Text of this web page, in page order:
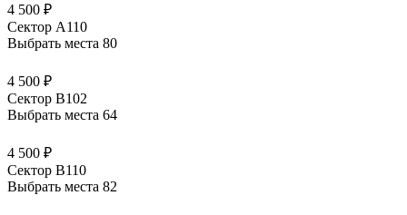
4 500 ₽
Сектор А110
Выбрать места 80
4 500 ₽
Сектор В102
Выбрать места 64
4 500 ₽
Сектор В110
Выбрать места 82